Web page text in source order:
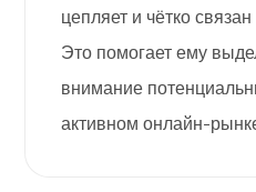
цепляет и чётко
Это помогает ему
внимание
активном онлайн-